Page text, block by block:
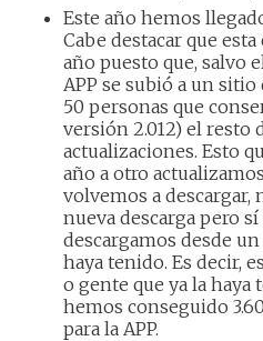
Este año hemos
Cabe destacar que
año puesto que, salvo
APP se subió a un
50 personas que
versión 2.012) el resto
actualizaciones. Esto
año a otro
volvemos a descargar,
nueva descarga pero
descargamos desde
haya tenido. Es decir,
o gente que ya la haya
hemos conseguido
para la APP.